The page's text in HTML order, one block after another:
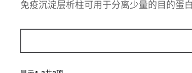
免疫沉淀层析柱可用于分离少量的目的蛋白